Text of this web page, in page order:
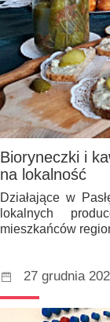
Bioryneczki i
na lokalność
Działające w
lokalnych
mieszkańców
27 grudnia